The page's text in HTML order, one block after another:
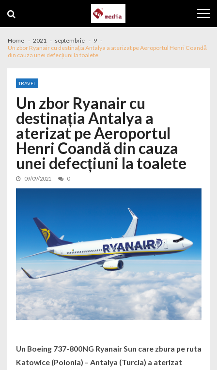
Home 2021 septembrie
9
Un zbor Ryanair cu destinația Antalya a aterizat pe Aeroportul Henri Coandă
din cauza unei defecțiuni la toalete
TRAVEL
Un zbor Ryanair cu
destinația Antalya a
aterizat pe Aeroportul
Henri Coandă din cauza
unei defecțiuni la toalete
09/09/2021 0
Un Boeing 737-800NG Ryanair Sun care zbura pe ruta
Katowice (Polonia) – Antalya (Turcia) a aterizat